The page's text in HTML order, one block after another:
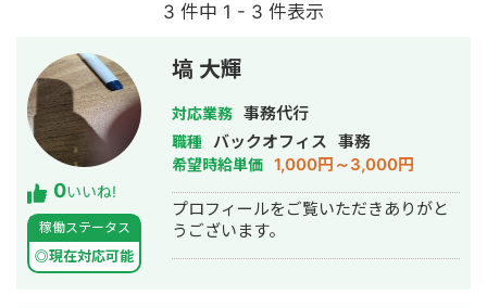
3 件中 1 - 3 件表示
0いいね!
稼働ステータス
◎現在対応可能
塙 大輝
対応業務 事務代行
職種 バックオフィス 事務
希望時給単価 1,000円～3,000円
プロフィールをご覧いただきありがと
うございます。